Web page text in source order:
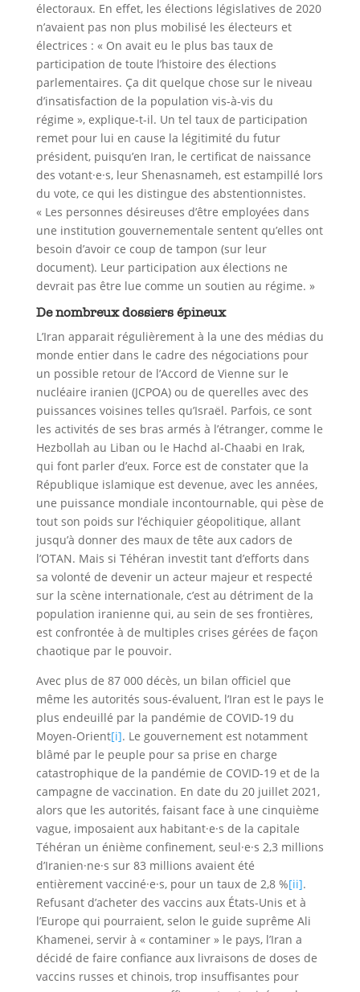
électoraux. En effet, les élections législatives de 2020
n’avaient pas non plus mobilisé les électeurs et
électrices : « On avait eu le plus bas taux de
participation de toute l’histoire des élections
parlementaires. Ça dit quelque chose sur le niveau
d’insatisfaction de la population vis-à-vis du
régime », explique-t-il. Un tel taux de participation
remet pour lui en cause la légitimité du futur
président, puisqu’en Iran, le certificat de naissance
des votant·e·s, leur Shenasnameh, est estampillé lors
du vote, ce qui les distingue des abstentionnistes.
« Les personnes désireuses d’être employées dans
une institution gouvernementale sentent qu’elles ont
besoin d’avoir ce coup de tampon (sur leur
document). Leur participation aux élections ne
devrait pas être lue comme un soutien au régime. »
De nombreux dossiers épineux
L’Iran apparait régulièrement à la une des médias du
monde entier dans le cadre des négociations pour
un possible retour de l’Accord de Vienne sur le
nucléaire iranien (JCPOA) ou de querelles avec des
puissances voisines telles qu’Israël. Parfois, ce sont
les activités de ses bras armés à l’étranger, comme le
Hezbollah au Liban ou le Hachd al-Chaabi en Irak,
qui font parler d’eux. Force est de constater que la
République islamique est devenue, avec les années,
une puissance mondiale incontournable, qui pèse de
tout son poids sur l’échiquier géopolitique, allant
jusqu’à donner des maux de tête aux cadors de
l’OTAN. Mais si Téhéran investit tant d’efforts dans
sa volonté de devenir un acteur majeur et respecté
sur la scène internationale, c’est au détriment de la
population iranienne qui, au sein de ses frontières,
est confrontée à de multiples crises gérées de façon
chaotique par le pouvoir.
Avec plus de 87 000 décès, un bilan officiel que
même les autorités sous-évaluent, l’Iran est le pays le
plus endeuillé par la pandémie de COVID-19 du
Moyen-Orient[i]. Le gouvernement est notamment
blâmé par le peuple pour sa prise en charge
catastrophique de la pandémie de COVID-19 et de la
campagne de vaccination. En date du 20 juillet 2021,
alors que les autorités, faisant face à une cinquième
vague, imposaient aux habitant·e·s de la capitale
Téhéran un énième confinement, seul·e·s 2,3 millions
d’Iranien·ne·s sur 83 millions avaient été
entièrement vacciné·e·s, pour un taux de 2,8 %[ii].
Refusant d’acheter des vaccins aux États-Unis et à
l’Europe qui pourraient, selon le guide suprême Ali
Khamenei, servir à « contaminer » le pays, l’Iran a
décidé de faire confiance aux livraisons de doses de
vaccins russes et chinois, trop insuffisantes pour